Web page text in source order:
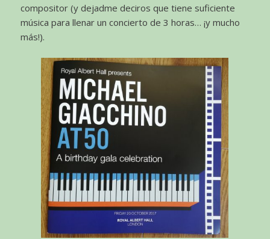
compositor (y dejadme deciros que tiene suficiente
música para llenar un concierto de 3 horas… ¡y mucho
más!).